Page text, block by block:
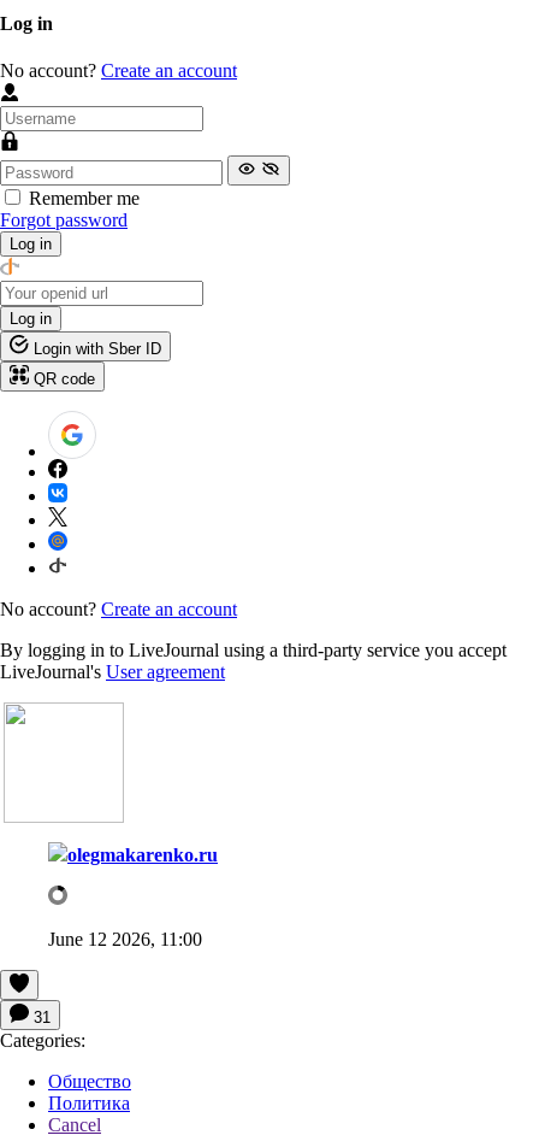
Log in
No account? Create an account
Remember me
Forgot password
Log in
Log in
Login with Sber ID
QR code
No account? Create an account
By logging in to LiveJournal using a third-party service you accept
LiveJournal's User agreement
olegmakarenko.ru
June 12 2026, 11:00
31
Categories:
Общество
Политика
Cancel